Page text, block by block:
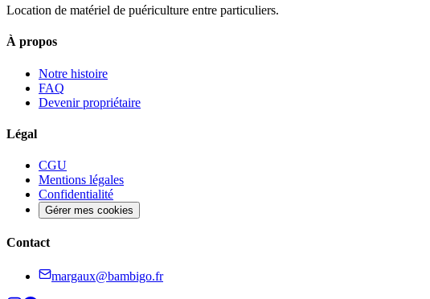
Location de matériel de puériculture entre particuliers.
À propos
Notre histoire
FAQ
Devenir propriétaire
Légal
CGU
Mentions légales
Confidentialité
Gérer mes cookies
Contact
margaux@bambigo.fr